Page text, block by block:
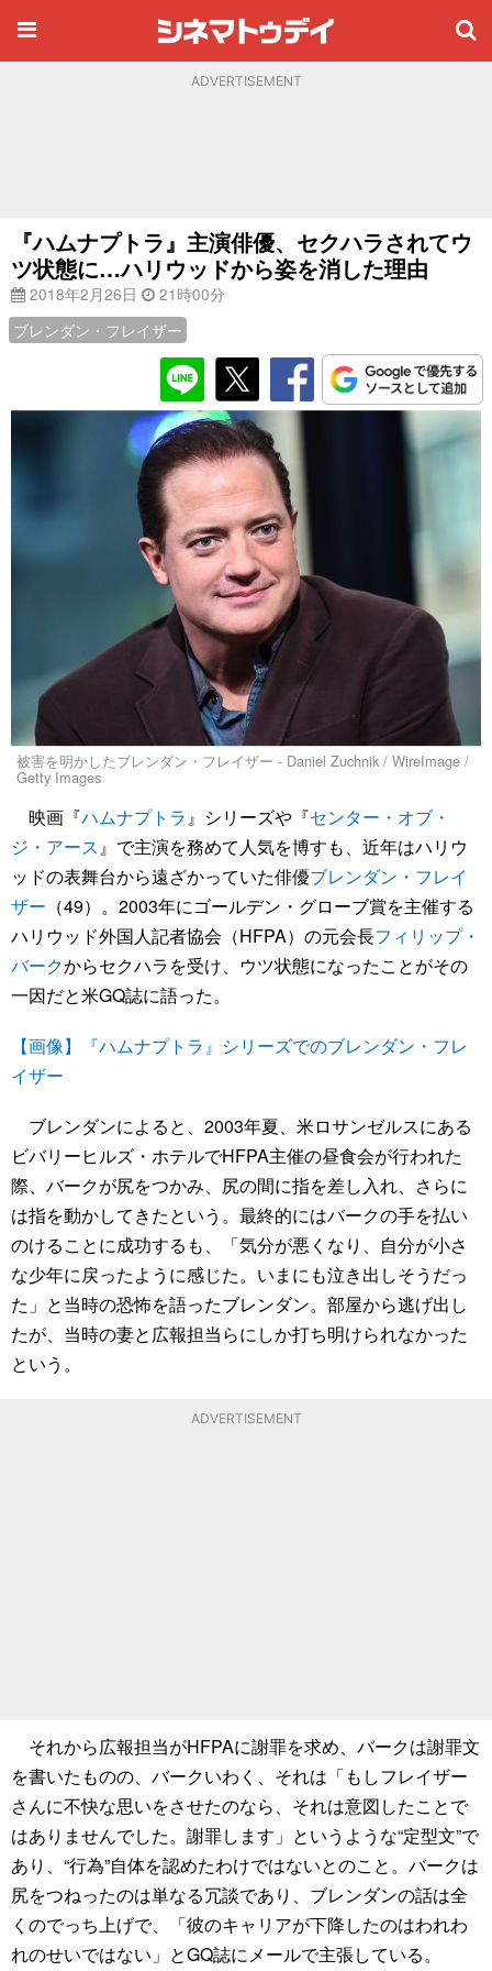
ADVERTISEMENT
『ハムナプトラ』主演俳優、セクハラされてウ
ツ状態に…ハリウッドから姿を消した理由
2018年2月26日
21時00分
ブレンダン・フレイザー
被害を明かしたブレンダン・フレイザー - Daniel Zuchnik / WireImage /
Getty Images
映画『ハムナプトラ』シリーズや『センター・オブ・
ジ・アース』で主演を務めて人気を博すも、近年はハリウ
ッドの表舞台から遠ざかっていた俳優ブレンダン・フレイ
ザー （49）。2003年にゴールデン・グローブ賞を主催する
ハリウッド外国人記者協会（HFPA）の元会長フィリップ・
バークからセクハラを受け、ウツ状態になったことがその
一因だと米GQ誌に語った。
【画像】『ハムナプトラ』シリーズでのブレンダン・フレ
イザー
ブレンダンによると、2003年夏、米ロサンゼルスにある
ビバリーヒルズ・ホテルでHFPA主催の昼食会が行われた
際、バークが尻をつかみ、尻の間に指を差し入れ、さらに
は指を動かしてきたという。最終的にはバークの手を払い
のけることに成功するも、「気分が悪くなり、自分が小さ
な少年に戻ったように感じた。いまにも泣き出しそうだっ
た」と当時の恐怖を語ったブレンダン。部屋から逃げ出し
たが、当時の妻と広報担当らにしか打ち明けられなかった
という。
ADVERTISEMENT
それから広報担当がHFPAに謝罪を求め、バークは謝罪文
を書いたものの、バークいわく、それは「もしフレイザー
さんに不快な思いをさせたのなら、それは意図したことで
はありませんでした。謝罪します」というような“定型文”で
あり、“行為”自体を認めたわけではないとのこと。バークは
尻をつねったのは単なる冗談であり、ブレンダンの話は全
くのでっち上げで、「彼のキャリアが下降したのはわれわ
れのせいではない」とGQ誌にメールで主張している。